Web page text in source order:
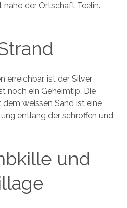
der Ortschaft Teelin.
erreichbar, ist der Silver
noch ein Geheimtip. Die
weissen Sand ist eine
entlang der schroffen und
und